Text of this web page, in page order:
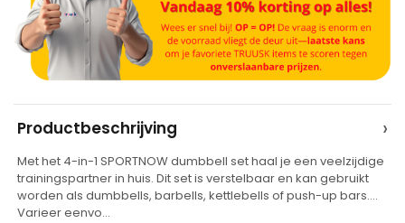
t
e
Productbeschrijving ›
Met het 4-in-1 SPORTNOW dumbbell set haal je een veelzijdige
trainingspartner in huis. Dit set is verstelbaar en kan gebruikt
worden als dumbbells, barbells, kettlebells of push-up bars.
Varieer eenvo…